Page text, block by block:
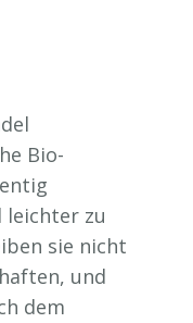
Bio-
leichter zu
sie nicht
und
dem